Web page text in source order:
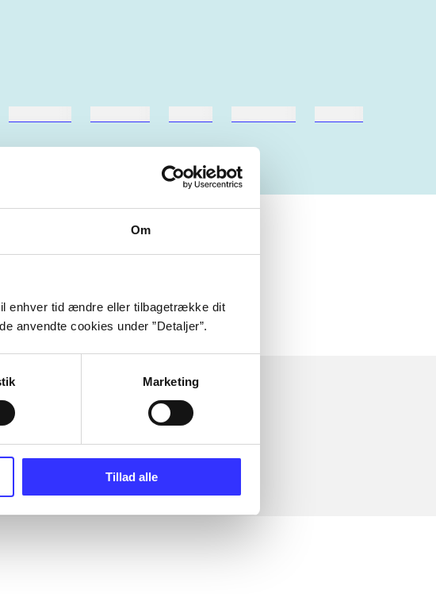
Om
enhver tid ændre eller tilbagetrække dit
anvendte cookies under ”Detaljer”.
Marketing
Tillad alle
ofte om